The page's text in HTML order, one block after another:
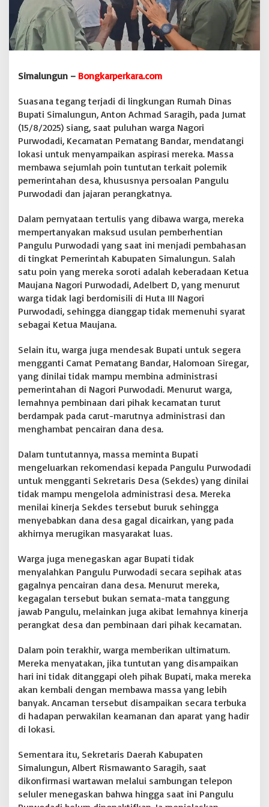
’
R
u
m
h
n
a
B
p
a
t
i
u
n
t
u
G
a
n
t
i
r
a
n
g
a
t
D
s
a
P
u
r
w
d
a
i
Simalungun – Bongkarperkara.com
Suasana tegang terjadi di lingkungan Rumah Dinas
Bupati Simalungun, Anton Achmad Saragih, pada Jumat
(15/8/2025) siang, saat puluhan warga Nagori
Purwodadi, Kecamatan Pematang Bandar, mendatangi
lokasi untuk menyampaikan aspirasi mereka. Massa
membawa sejumlah poin tuntutan terkait polemik
pemerintahan desa, khususnya persoalan Pangulu
Purwodadi dan jajaran perangkatnya.
Dalam pernyataan tertulis yang dibawa warga, mereka
mempertanyakan maksud usulan pemberhentian
Pangulu Purwodadi yang saat ini menjadi pembahasan
di tingkat Pemerintah Kabupaten Simalungun. Salah
satu poin yang mereka soroti adalah keberadaan Ketua
Maujana Nagori Purwodadi, Adelbert D, yang menurut
warga tidak lagi berdomisili di Huta III Nagori
Purwodadi, sehingga dianggap tidak memenuhi syarat
sebagai Ketua Maujana.
Selain itu, warga juga mendesak Bupati untuk segera
mengganti Camat Pematang Bandar, Halomoan Siregar,
yang dinilai tidak mampu membina administrasi
pemerintahan di Nagori Purwodadi. Menurut warga,
lemahnya pembinaan dari pihak kecamatan turut
berdampak pada carut-marutnya administrasi dan
menghambat pencairan dana desa.
Dalam tuntutannya, massa meminta Bupati
mengeluarkan rekomendasi kepada Pangulu Purwodadi
untuk mengganti Sekretaris Desa (Sekdes) yang dinilai
tidak mampu mengelola administrasi desa. Mereka
menilai kinerja Sekdes tersebut buruk sehingga
menyebabkan dana desa gagal dicairkan, yang pada
akhirnya merugikan masyarakat luas.
Warga juga menegaskan agar Bupati tidak
menyalahkan Pangulu Purwodadi secara sepihak atas
gagalnya pencairan dana desa. Menurut mereka,
kegagalan tersebut bukan semata-mata tanggung
jawab Pangulu, melainkan juga akibat lemahnya kinerja
perangkat desa dan pembinaan dari pihak kecamatan.
Dalam poin terakhir, warga memberikan ultimatum.
Mereka menyatakan, jika tuntutan yang disampaikan
hari ini tidak ditanggapi oleh pihak Bupati, maka mereka
akan kembali dengan membawa massa yang lebih
banyak. Ancaman tersebut disampaikan secara terbuka
di hadapan perwakilan keamanan dan aparat yang hadir
di lokasi.
Sementara itu, Sekretaris Daerah Kabupaten
Simalungun, Albert Rismawanto Saragih, saat
dikonfirmasi wartawan melalui sambungan telepon
seluler menegaskan bahwa hingga saat ini Pangulu